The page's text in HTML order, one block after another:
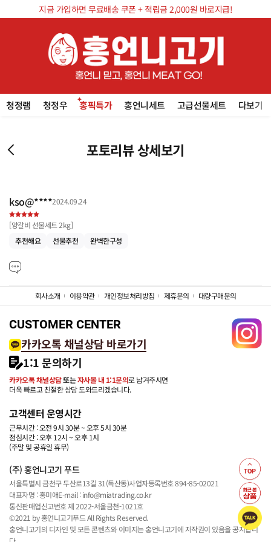
지금 가입하면 무료배송 쿠폰 + 적립금 2,000원 바로지급!
청정램 청정우 홍픽특가 홍언니세트 고급선물세트 다보기
포토리뷰 상세보기
kso@****2024.09.24
[양갈비 선물세트 2kg]
추천해요
선물추천 완벽한구성
회사소개 이용약관 개인정보처리방침 제휴문의 대량구매문의
CUSTOMER CENTER
카카오톡 채널상담 바로가기
1:1 문의하기
카카오톡 채널상담또는자사몰 내 1:1문의로 남겨주시면
더욱 빠르고 친절한 상담 도와드리겠습니다.
고객센터 운영시간
근무시간 : 오전 9시 30분 ~ 오후 5시 30분
점심시간 : 오후 12시 ~ 오후 1시
(주말 및 공휴일 휴무)
(주) 홍언니고기 푸드
서울특별시 금천구 두산로13길 31(독산동)사업자등록번호 894-85-02021
대표자명 : 홍미애E-mail : info@miatrading.co.kr
통신판매업신고번호 제 2022-서울금천-1021호
©2021 by 홍언니고기푸드 All Rights Reserved.
홍언니고기의 디자인 및 모든 콘텐츠와 이미지는 홍언니고기에 저작권이 있음을 공지합니